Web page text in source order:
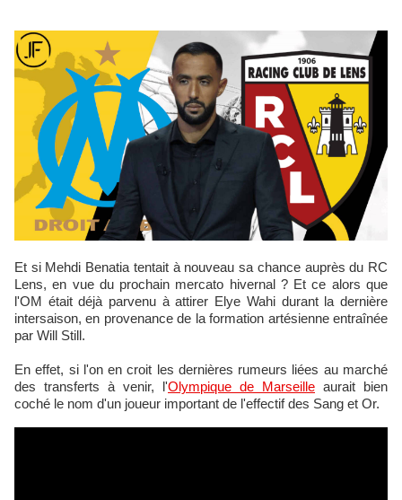
Et si Mehdi Benatia tentait à nouveau sa chance auprès du RC
Lens, en vue du prochain mercato hivernal ? Et ce alors que
l'OM était déjà parvenu à attirer Elye Wahi durant la dernière
intersaison, en provenance de la formation artésienne entraînée
par Will Still.
En effet, si l'on en croit les dernières rumeurs liées au marché
des transferts à venir, l'Olympique de Marseille aurait bien
coché le nom d'un joueur important de l'effectif des Sang et Or.